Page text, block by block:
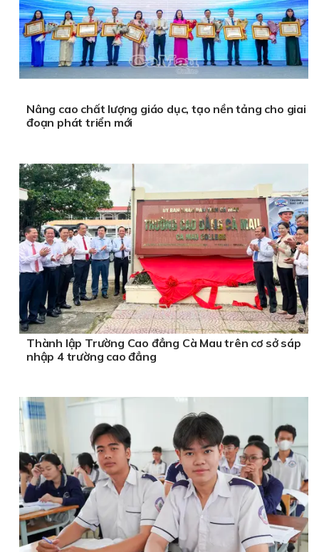
Nâng cao chất lượng giáo dục, tạo nền tảng cho giai
đoạn phát triển mới
Thành lập Trường Cao đẳng Cà Mau trên cơ sở sáp
nhập 4 trường cao đẳng